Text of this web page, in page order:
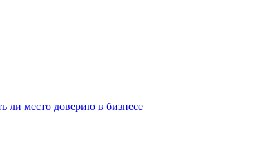
ли место доверию в бизнесе